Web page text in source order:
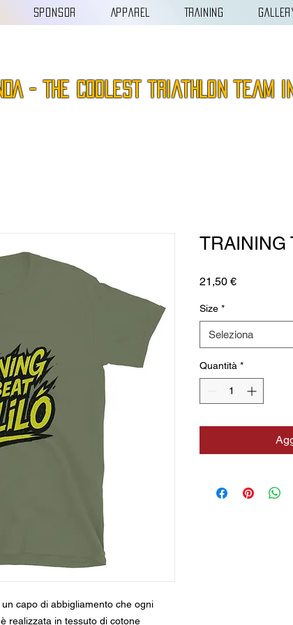
SPONSOR APPAREL TRAINING
- the coolest triathlon team
capo di abbigliamento che ogni
realizzata in tessuto di cotone
TRAINING
21,50 €Prezzo
Size *
Seleziona
Quantità *